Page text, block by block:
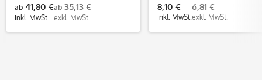
ab 41,80 €
inkl. MwSt.
ab 35,13 €
exkl. MwSt.
8,10 €
inkl. MwSt.
6,81 €
exkl. MwSt.